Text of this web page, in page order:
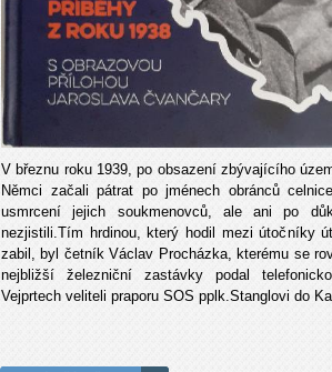
V březnu roku 1939, po obsazení zbývajícího
Němci začali pátrat po jménech obránců
usmrcení jejich soukmenovců, ale ani po
nezjistili.Tím hrdinou, který hodil mezi útočníky
zabil, byl četník Václav Procházka, kterému se
nejbližší železniční zastávky podal
Vejprtech veliteli praporu SOS pplk.Stanglovi do